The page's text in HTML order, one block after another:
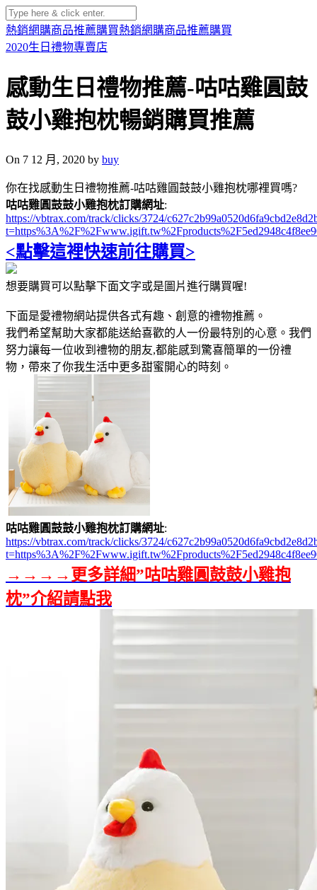
熱銷網購商品推薦購買熱銷網購商品推薦購買
2020生日禮物專賣店
感動生日禮物推薦-咕咕雞圓鼓
鼓小雞抱枕暢銷購買推薦
On 7 12 月, 2020 by buy
你在找感動生日禮物推薦-咕咕雞圓鼓鼓小雞抱枕哪裡買嗎?
咕咕雞圓鼓鼓小雞抱枕訂購網址:
https://vbtrax.com/track/clicks/3724/
<點擊這裡快速前往購買>
想要購買可以點擊下面文字或是圖片進行購買喔!
下面是愛禮物網站提供各式有趣、創意的禮物推薦。
我們希望幫助大家都能送給喜歡的人一份最特別的心意。我們
努力讓每一位收到禮物的朋友,都能感到驚喜簡單的一份禮
物，帶來了你我生活中更多甜蜜開心的時刻。
咕咕雞圓鼓鼓小雞抱枕訂購網址:
https://vbtrax.com/track/clicks/3724/
→→→→更多詳細”咕咕雞圓鼓鼓小雞抱
枕”介紹請點我